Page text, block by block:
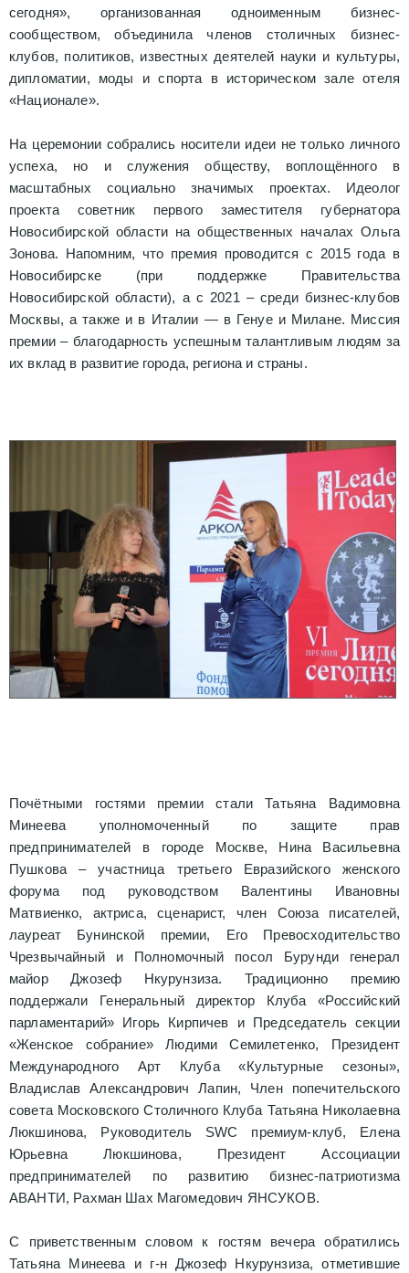
сегодня», организованная одноименным бизнес-
сообществом, объединила членов столичных бизнес-
клубов, политиков, известных деятелей науки и культуры,
дипломатии, моды и спорта в историческом зале отеля
«Национале».
На церемонии собрались носители идеи не только личного
успеха, но и служения обществу, воплощённого в
масштабных социально значимых проектах. Идеолог
проекта советник первого заместителя губернатора
Новосибирской области на общественных началах Ольга
Зонова. Напомним, что премия проводится с 2015 года в
Новосибирске (при поддержке Правительства
Новосибирской области), а с 2021 – среди бизнес-клубов
Москвы, а также и в Италии — в Генуе и Милане. Миссия
премии – благодарность успешным талантливым людям за
их вклад в развитие города, региона и страны.
Почётными гостями премии стали Татьяна Вадимовна
Минеева уполномоченный по защите прав
предпринимателей в городе Москве, Нина Васильевна
Пушкова – участница третьего Евразийского женского
форума под руководством Валентины Ивановны
Матвиенко, актриса, сценарист, член Союза писателей,
лауреат Бунинской премии, Его Превосходительство
Чрезвычайный и Полномочный посол Бурунди генерал
майор Джозеф Нкурунзиза. Традиционно премию
поддержали Генеральный директор Клуба «Российский
парламентарий» Игорь Кирпичев и Председатель секции
«Женское собрание» Людими Семилетенко, Президент
Международного Арт Клуба «Культурные сезоны»,
Владислав Александрович Лапин, Член попечительского
совета Московского Столичного Клуба Татьяна Николаевна
Люкшинова, Руководитель SWC премиум-клуб, Елена
Юрьевна Люкшинова, Президент Ассоциации
предпринимателей по развитию бизнес-патриотизма
АВАНТИ, Рахман Шах Магомедович ЯНСУКОВ.
С приветственным словом к гостям вечера обратились
Татьяна Минеева и г-н Джозеф Нкурунзиза, отметившие